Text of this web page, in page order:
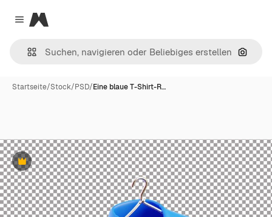
Close menu
Magnific
Nach
Startseite/Stock/PSD/Eine blaue T-Shirt-R…
Premium